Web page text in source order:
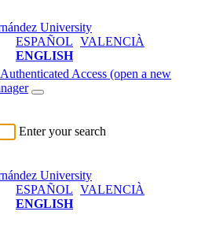
ESPAÑOL VALENCIÀ
ENGLISH
Authenticated Access (open a new
Enter your search
ESPAÑOL VALENCIÀ
ENGLISH